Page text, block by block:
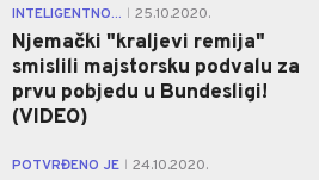
INTELIGENTNO... 25.10.2020.
Njemački "kraljevi remija"
smislili majstorsku podvalu za
prvu pobjedu u Bundesligi!
(VIDEO)
POTVRĐENO JE 24.10.2020.